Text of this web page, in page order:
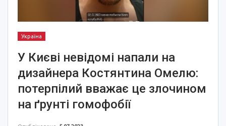
Україна
У Києві невідомі напали на
дизайнера Костянтина Омелю:
потерпілий вважає це злочином
на ґрунті гомофобії